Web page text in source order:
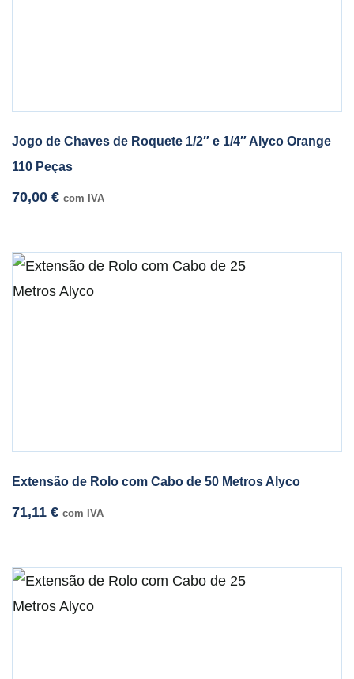
Jogo de Chaves de Roquete 1/2″ e 1/4″ Alyco Orange
110 Peças
70,00 € com IVA
Extensão de Rolo com Cabo de 50 Metros Alyco
71,11 € com IVA